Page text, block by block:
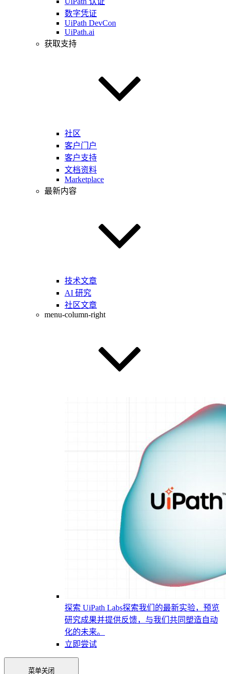
数字凭证
UiPath DevCon
UiPath.ai
获取支持
社区
客户门户
客户支持
文档资料
Marketplace
最新内容
技术文章
AI 研究
社区文章
menu-column-right
探索 UiPath Labs探索我们的最新实验，预览
研究成果并提供反馈，与我们共同塑造自动
化的未来。
立即尝试
菜单关闭